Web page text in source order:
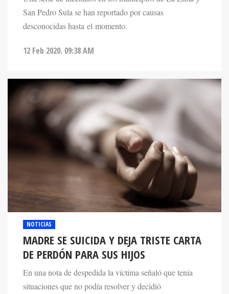
San Pedro Sula se han reportado por causas
desconocidas hasta el momento.
12 Feb 2020. 09:38 AM
NOTICIAS
MADRE SE SUICIDA Y DEJA TRISTE CARTA
DE PERDÓN PARA SUS HIJOS
En una nota de despedida la víctima señaló que tenía
situaciones que no podía resolver y decidió